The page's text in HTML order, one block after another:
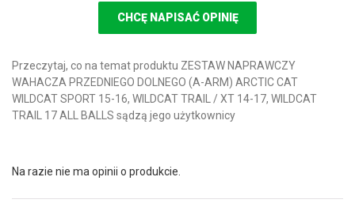
CHCĘ NAPISAĆ OPINIĘ
Przeczytaj, co na temat produktu ZESTAW NAPRAWCZY
WAHACZA PRZEDNIEGO DOLNEGO (A-ARM) ARCTIC CAT
WILDCAT SPORT 15-16, WILDCAT TRAIL / XT 14-17, WILDCAT
TRAIL 17 ALL BALLS sądzą jego użytkownicy
Na razie nie ma opinii o produkcie.